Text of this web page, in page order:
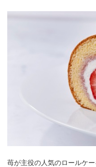
苺が主役の人気のロールケ